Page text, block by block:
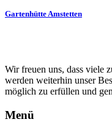
Gartenhütte Amstetten
Wir freuen uns, dass viele
werden weiterhin unser
möglich zu erfüllen und
Menü